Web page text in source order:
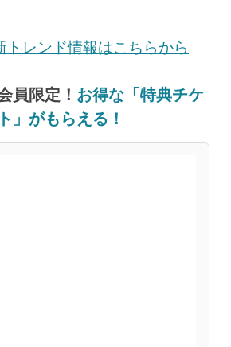
トレンド情報はこちらから
員限定！ お得な「特典チケ
」がもらえる！